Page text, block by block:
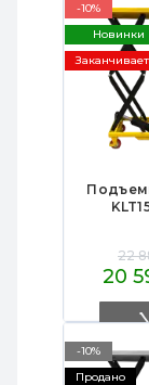
-10%
Новинки
22
20
-10%
Продано